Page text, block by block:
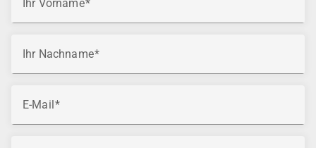
Ihr Vorname
Ihr Nachname
E-Mail